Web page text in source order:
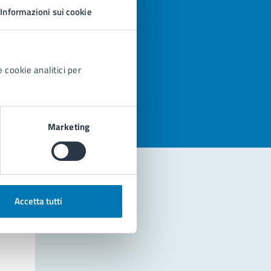
Informazioni sui cookie
cookie analitici per
Marketing
Accetta tutti